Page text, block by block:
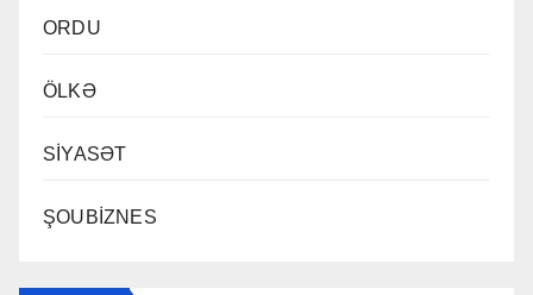
ORDU
ÖLKƏ
SİYASƏT
ŞOUBİZNES